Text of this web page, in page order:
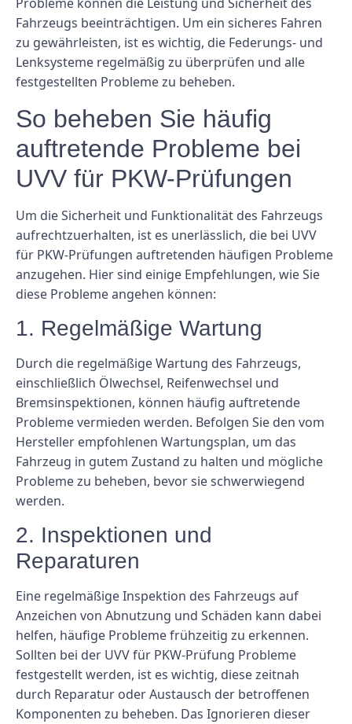
Fahrzeugs beeinträchtigen. Um ein sicheres Fahren
zu gewährleisten, ist es wichtig, die Federungs- und
Lenksysteme regelmäßig zu überprüfen und alle
festgestellten Probleme zu beheben.
So beheben Sie häufig
auftretende Probleme bei
UVV für PKW-Prüfungen
Um die Sicherheit und Funktionalität des Fahrzeugs
aufrechtzuerhalten, ist es unerlässlich, die bei UVV
für PKW-Prüfungen auftretenden häufigen Probleme
anzugehen. Hier sind einige Empfehlungen, wie Sie
diese Probleme angehen können:
1. Regelmäßige Wartung
Durch die regelmäßige Wartung des Fahrzeugs,
einschließlich Ölwechsel, Reifenwechsel und
Bremsinspektionen, können häufig auftretende
Probleme vermieden werden. Befolgen Sie den vom
Hersteller empfohlenen Wartungsplan, um das
Fahrzeug in gutem Zustand zu halten und mögliche
Probleme zu beheben, bevor sie schwerwiegend
werden.
2. Inspektionen und
Reparaturen
Eine regelmäßige Inspektion des Fahrzeugs auf
Anzeichen von Abnutzung und Schäden kann dabei
helfen, häufige Probleme frühzeitig zu erkennen.
Sollten bei der UVV für PKW-Prüfung Probleme
festgestellt werden, ist es wichtig, diese zeitnah
durch Reparatur oder Austausch der betroffenen
Komponenten zu beheben. Das Ignorieren dieser